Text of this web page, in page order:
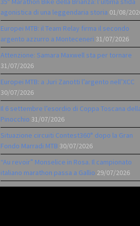
agonistica di una leggendaria storia 01/08/
Europei MTB: il Team Relay firma il secondo
argento azzurro a Monteceneri 31/07/2026
Attenzione: Samara Maxwell sta per tornare
31/07/2026
Europei MTB: a Juri Zanotti l’argento nell’XCC
30/07/2026
Il 6 settembre l’esordio di Coppa Toscana
Pinocchio 31/07/2026
Situazione circuiti Contest360° dopo la Gran
Fondo Marradi MTB 30/07/2026
“Au revoir” Monselice in Rosa. Il campionato
italiano marathon passa a Gallio 29/07/2026